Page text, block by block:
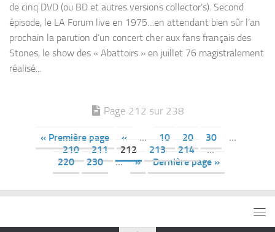
de cinq DVD (ou BD et autres versions collector’s). Second
épisode, le LA Forum live en 1975…en attendant bien sûr l’an
prochain la parution d’un concert cher aux fans français des
Stones, le show des « Abattoirs » en juillet 76 magistralement
réalisé...
Page 212 sur 238
« Première page « … 10 20 30
…
210
211 212 213 214
…
220
230 … » Dernière page »